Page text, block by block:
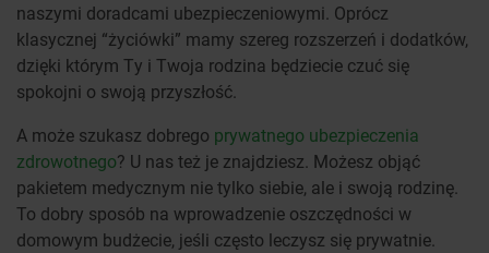
naszymi doradcami ubezpieczeniowymi. Oprócz
klasycznej “życiówki” mamy szereg rozszerzeń i dodatków,
dzięki którym Ty i Twoja rodzina będziecie czuć się
spokojni o swoją przyszłość.
A może szukasz dobrego prywatnego ubezpieczenia
zdrowotnego? U nas też je znajdziesz. Możesz objąć
pakietem medycznym nie tylko siebie, ale i swoją rodzinę.
To dobry sposób na wprowadzenie oszczędności w
domowym budżecie, jeśli często leczysz się prywatnie.